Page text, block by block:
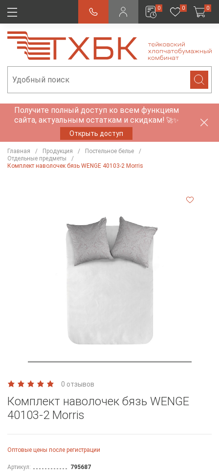
0 0 0
Получите полный доступ ко всем функциям
сайта, актуальным остаткам и скидкам! 🚀✨
Открыть доступ
Главная Продукция
Постельное белье
Отдельные предметы
Комплект наволочек бязь WENGE 40103-2 Morris
0 отзывов
Комплект наволочек бязь WENGE
40103-2 Morris
Оптовые цены после регистрации
Артикул: 795687